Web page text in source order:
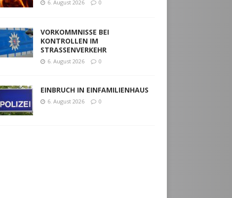
6. August 2026 0
VORKOMMNISSE BEI
KONTROLLEN IM
STRASSENVERKEHR
6. August 2026 0
EINBRUCH IN EINFAMILIENHAUS
6. August 2026 0